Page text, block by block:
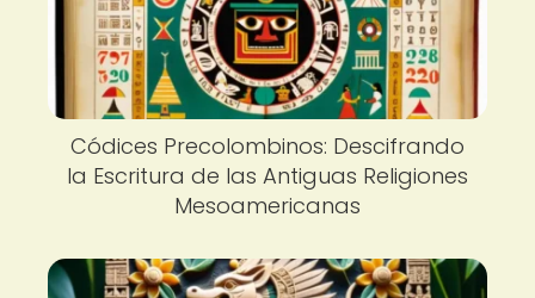
Códices Precolombinos: Descifrando
la Escritura de las Antiguas Religiones
Mesoamericanas